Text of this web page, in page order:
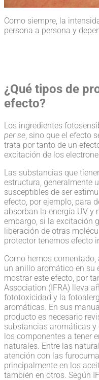
Como siempre, la
persona a persona y
¿Qué tipos de
efecto?
Los ingredientes
per se, sino que el efecto
trata por tanto de un
excitación de los
Las substancias que
estructura, generalmente
susceptibles de ser
efecto, por ejemplo, para
absorban la energía UV y
embargo, si la excitación
liberación de otras
protector tenemos efecto
Como hemos
un anillo aromático en su
mostrar este efecto, por
Association (IFRA) lleva
fototoxicidad y la
aromáticas. En sus
producto es necesario
substancias aromáticas y
los componentes a tener
naturales. Entre las
atención con las
principalmente en los
también en otros. Según